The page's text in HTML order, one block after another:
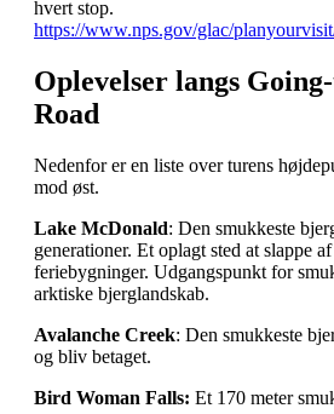
hvert stop.
https://www.nps.gov/glac/
Oplevelser langs
Road
Nedenfor er en liste over turens
mod øst.
Lake McDonald: Den smukkeste
generationer. Et oplagt sted at slappe
feriebygninger. Udgangspunkt for
arktiske bjerglandskab.
Avalanche Creek: Den smukkeste
og bliv betaget.
Bird Woman Falls: Et 170 meter